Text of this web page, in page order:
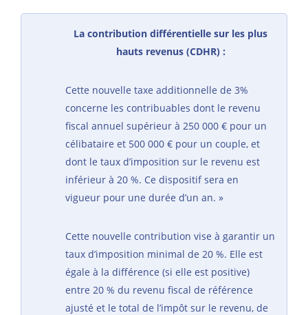
La contribution différentielle sur les plus
hauts revenus (CDHR) :
Cette nouvelle taxe additionnelle de 3%
concerne les contribuables dont le revenu
fiscal annuel supérieur à 250 000 € pour un
célibataire et 500 000 € pour un couple, et
dont le taux d’imposition sur le revenu est
inférieur à 20 %. Ce dispositif sera en
vigueur pour une durée d’un an. »
Cette nouvelle contribution vise à garantir un
taux d’imposition minimal de 20 %. Elle est
égale à la différence (si elle est positive)
entre 20 % du revenu fiscal de référence
ajusté et le total de l’impôt sur le revenu, de